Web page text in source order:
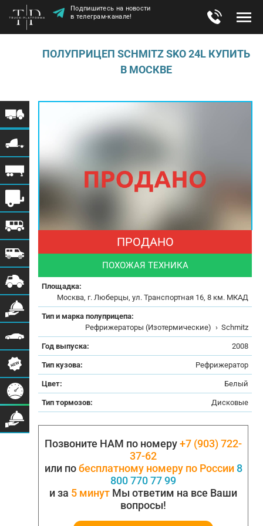
Подпишитесь на новости
в телеграм-канале!
ПОЛУПРИЦЕП SCHMITZ SKO 24L КУПИТЬ
В МОСКВЕ
ПРОДАНО
ПОХОЖАЯ ТЕХНИКА
Площадка:
Москва, г. Люберцы, ул. Транспортная 16, 8 км. МКАД
Тип и марка полуприцепа:
Рефрижераторы (Изотермические) › Schmitz
Год выпуска: 2008
Тип кузова: Рефрижератор
Цвет: Белый
Тип тормозов: Дисковые
Позвоните НАМ по номеру+7 (903) 722-
37-62
или побесплатному номеру по России 8
800 770 77 99
и за 5 минут Мы ответим на все Ваши
вопросы!